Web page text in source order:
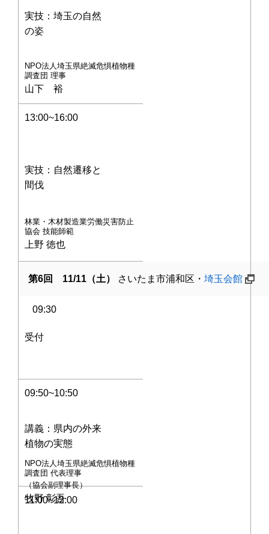
実技：埼玉の自然
の姿
NPO法人埼玉県絶滅危惧植物種
調査団 理事
山下 裕
13:00~16:00
実技：自然遷移と
間伐
林業・木材製造業労働災害防止
協会 技能師範
上野 徳也
第6回 11/11（土） さいたま市浦和区・ 埼玉会館
09:30
受付
09:50~10:50
講義：県内の外来
植物の実態
NPO法人埼玉県絶滅危惧植物種
調査団 代表理事
（協会副理事長）
牧野 彰吾
11:00~12:00